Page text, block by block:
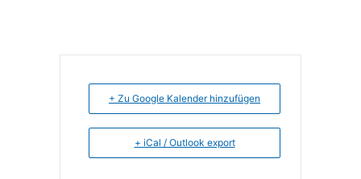
+ Zu Google Kalender hinzufügen
+ iCal / Outlook export